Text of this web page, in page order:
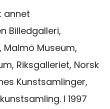
annet
Billedgalleri,
Malmö Museum,
Riksgalleriet, Norsk
Kunstsamlinger,
I 1997